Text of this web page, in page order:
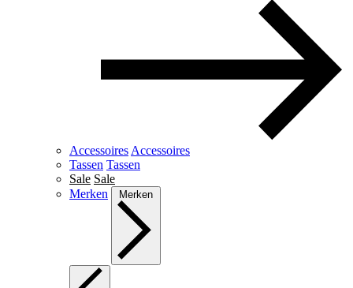
Accessoires Accessoires
Tassen Tassen
Sale Sale
Merken
Merken